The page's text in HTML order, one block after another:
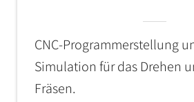
CNC-Programmerstellung
Simulation für das Drehen
Fräsen.